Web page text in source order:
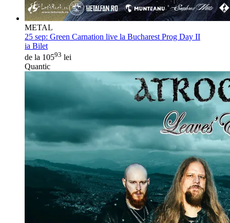
METAL
25 sep: Green Carnation live la Bucharest Prog Day II
ia Bilet
de la 10593 lei
Quantic